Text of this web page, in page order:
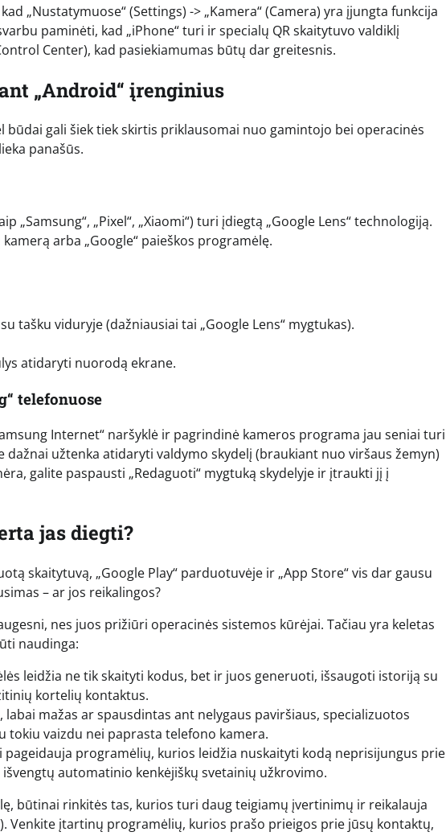
„Nustatymuose“ (Settings) -> „Kamera“ (Camera) yra įjungta funkcija
paminėti, kad „iPhone“ turi ir specialų QR skaitytuvo valdiklį
Center), kad pasiekiamumas būtų dar greitesnis.
„Android“ įrenginius
būdai gali šiek tiek skirtis priklausomai nuo gamintojo bei operacinės
panašūs.
„Pixel“, „Xiaomi“) turi įdiegtą „Google Lens“ technologiją.
arba „Google“ paieškos programėlę.
tašku viduryje (dažniausiai tai „Google Lens“ mygtukas).
atidaryti nuorodą ekrane.
telefonuose
Internet“ naršyklė ir pagrindinė kameros programa jau seniai turi
dažnai užtenka atidaryti valdymo skydelį (braukiant nuo viršaus žemyn)
galite paspausti „Redaguoti“ mygtuką skydelyje ir įtraukti jį į
jas diegti?
skaitytuvą, „Google Play“ parduotuvėje ir „App Store“ vis dar gausu
– ar jos reikalingos?
nes juos prižiūri operacinės sistemos kūrėjai. Tačiau yra keletas
naudinga:
leidžia ne tik skaityti kodus, bet ir juos generuoti, išsaugoti istoriją su
kortelių kontaktus.
labai mažas ar spausdintas ant nelygaus paviršiaus, specializuotos
tokiu vaizdu nei paprasta telefono kamera.
pageidauja programėlių, kurios leidžia nuskaityti kodą neprisijungus prie
automatinio kenkėjiškų svetainių užkrovimo.
būtinai rinkitės tas, kurios turi daug teigiamų įvertinimų ir reikalauja
Venkite įtartinų programėlių, kurios prašo prieigos prie jūsų kontaktų,